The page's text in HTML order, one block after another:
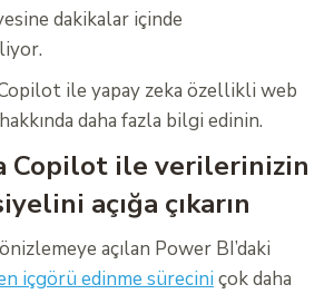
dakikalar içinde
ile yapay zeka özellikli web
daha fazla bilgi edinin.
Copilot ile verilerinizin
açığa çıkarın
açılan Power BI’daki
içgörü edinme süreciniçok daha